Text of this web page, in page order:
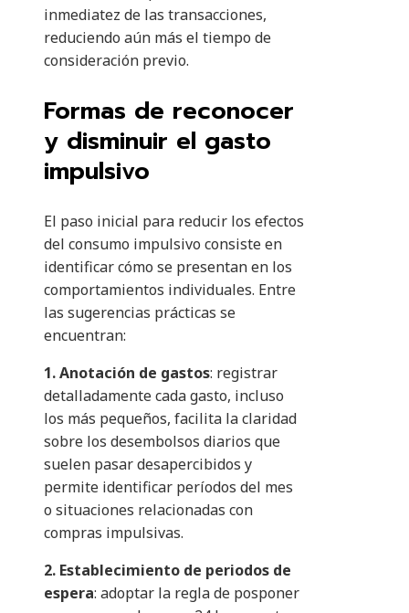
inmediatez de las transacciones,
reduciendo aún más el tiempo de
consideración previo.
Formas de reconocer
y disminuir el gasto
impulsivo
El paso inicial para reducir los efectos
del consumo impulsivo consiste en
identificar cómo se presentan en los
comportamientos individuales. Entre
las sugerencias prácticas se
encuentran:
1. Anotación de gastos: registrar
detalladamente cada gasto, incluso
los más pequeños, facilita la claridad
sobre los desembolsos diarios que
suelen pasar desapercibidos y
permite identificar períodos del mes
o situaciones relacionadas con
compras impulsivas.
2. Establecimiento de periodos de
espera: adoptar la regla de posponer